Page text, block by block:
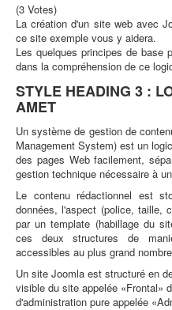
(3 Votes)
La création d'un site web avec
ce site exemple vous y aidera.
Les quelques principes de base
dans la compréhension de ce
STYLE HEADING 3 :
AMET
Un système de gestion de
Management System) est un
des pages Web facilement,
gestion technique nécessaire à
Le contenu rédactionnel est
données, l'aspect (police, taille,
par un template (habillage du
ces deux structures de
accessibles au plus grand
Un site Joomla est structuré en
visible du site appelée «Frontal»
d'administration pure appelée